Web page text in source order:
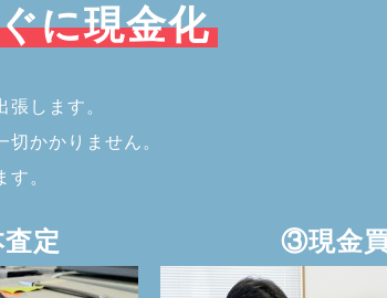
に現金化
張します。
かかりません。
。
定 ③現金